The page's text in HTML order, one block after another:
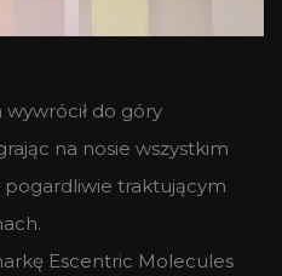
do góry
na nosie wszystkim
traktującym
Escentric Molecules